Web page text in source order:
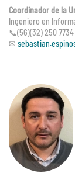
Coordinador de la
Ingeniero en
📞(56)(32) 250 7734
✉